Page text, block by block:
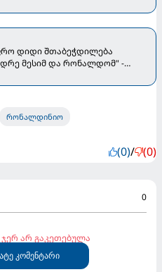
დიდი შთაბეჭდილება
მესიმ და რონალდომ" -
რონალდინიო
(0)/ (0)
0
არ გაკეთებულა
კომენტარი